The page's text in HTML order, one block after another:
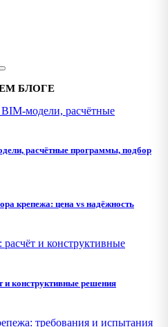
БЛОГЕ
расчётные программы, подбор
крепежа: цена vs надёжность
и конструктивные решения